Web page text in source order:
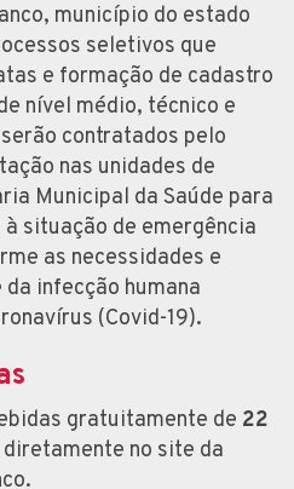
município do estado
seletivos que
e formação de cadastro
nível médio, técnico e
contratados pelo
nas unidades de
Municipal da Saúde para
situação de emergência
as necessidades e
infecção humana
(Covid-19).
gratuitamente de 22
diretamente no site da